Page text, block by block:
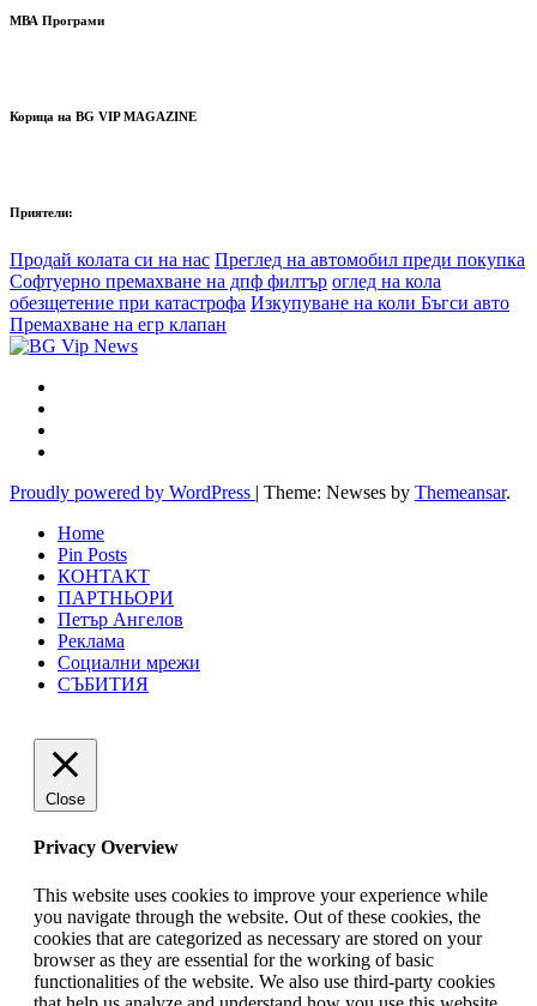
МВА Програми
Корица на BG VIP MAGAZINE
Приятели:
Продай колата си на нас Преглед на автомобил преди покупка
Софтуерно премахване на дпф филтър оглед на кола
обезщетение при катастрофа Изкупуване на коли Бъгси авто
Премахване на егр клапан
Proudly powered by WordPress | Theme: Newses by Themeansar.
Home
Pin Posts
КОНТАКТ
ПАРТНЬОРИ
Петър Ангелов
Реклама
Социални мрежи
СЪБИТИЯ
Close
Privacy Overview
This website uses cookies to improve your experience while
you navigate through the website. Out of these cookies, the
cookies that are categorized as necessary are stored on your
browser as they are essential for the working of basic
functionalities of the website. We also use third-party cookies